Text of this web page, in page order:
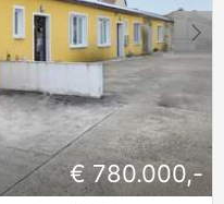
€ 780.000,-